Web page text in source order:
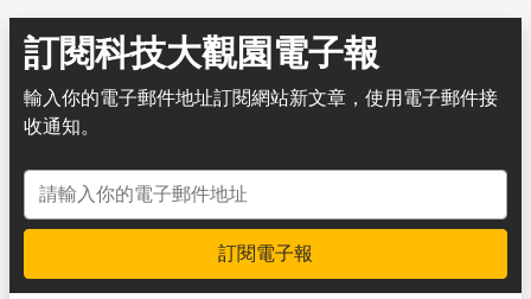
訂閱科技大觀園電子報
輸入你的電子郵件地址訂閱網站新文章，使用電子郵件接
收通知。
電子郵件地址
訂閱電子報